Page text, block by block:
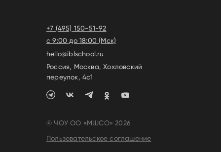
+7 (495) 150-51-92
с 9:00 до 18:00 (Мск)
hello@iblschool.ru
Россия, Москва, Хохловский
переулок, 4c1
© ЧОУ ОО «МШСО» 2026
Пользовательское соглашение